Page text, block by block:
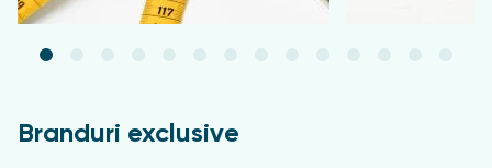
Branduri exclusive